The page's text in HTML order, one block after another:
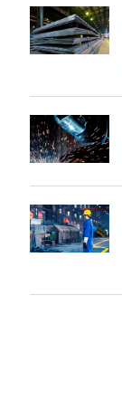
липні
з
максимуму
року
Ціни
на
котушку
незважаючи
на
літнє
уповільнення
зростання
цін
Tk
accelis
в
нову
ріжучу
машину
Європейські
ціни
на